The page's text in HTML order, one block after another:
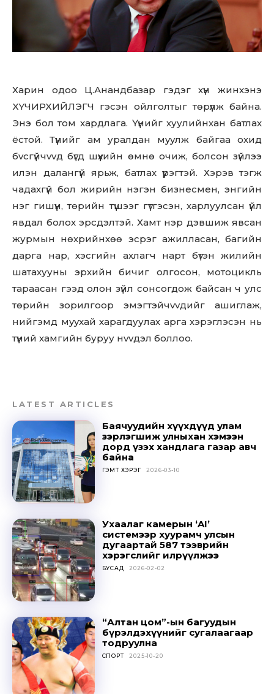
Харин одоо Ц.Анандбазар гэдэг хүн жинхэнэ
XYЧИPXИЙЛЭГЧ гэсэн ойлголтыг төрүүлж байна.
Энэ бол том хардлага. Үүнийг хуулийнхан батлах
ёстой. Түүнийг ам уралдан мyyлж байгаа охид
бvсгүйчvvд бүгд шүүхийн өмнө очиж, болсон зүйлээ
илэн далангүй ярьж, батлах үүрэгтэй. Хэрэв тэгж
чадахгүй бол жирийн нэгэн бизнесмен, энгийн
нэг гишүүн, төрийн түшээг гүтгэсэн, харлуулсан үйл
явдал болох эрсдэлтэй. Хамт нэр дэвшиж явсан
журмын нөхрийнхөө эсрэг ажилласан, багийн
дарга нар, хэсгийн ахлагч нарт бүтэн жилийн
шатахууны эрхийн бичиг олгосон, мотоцикль
тараасан гээд олон зүйл сонсогдож байсан ч улс
төрийн зорилгоор эмэгтэйчvvдийг aшиглaж,
нийгэмд мyyхай харагдуулах арга хэрэглэсэн нь
түүний хамгийн буруу нvvдэл боллоо.
LATEST ARTICLES
Баячуудийн хүүхдүүд улам
зэрлэгшиж улныхан хэмээн
дорд үзэх хандлага газар авч
байна
ГЭМТ ХЭРЭГ 2026-03-10
Ухаалаг камерын ‘AI’
системээр хуурамч улсын
дугаартай 587 тээврийн
хэрэгслийг илрүүлжээ
БУСАД 2026-02-02
“Алтан цом”-ын багуудын
бүрэлдэхүүнийг сугалаагаар
тодруулна
СПОРТ 2025-10-20